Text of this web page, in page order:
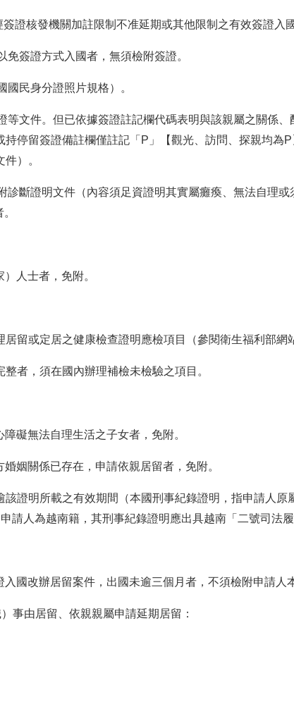
證核發機關加註限制不准延期或其他限制之有效簽證入
免簽證方式入國者，無須檢附簽證。
民身分證照片規格）。
等文件。但已依據簽證註記欄代碼表明與該親屬之關係
停留簽證備註欄僅註記「 P 」【觀光、訪問、探親均為P
）。
診斷證明文件（內容須足資證明其實屬癱瘓、無法自理
人士者，免附。
留或定居之健康檢查證明應檢項目（參閱衛生福利部網
者，須在國內辦理補檢未檢驗之項目。
礙無法自理生活之子女者，免附。
姻關係已存在，申請依親居留者，免附。
該證明所載之有效期間（本國刑事紀錄證明，指申請人原
請人為越南籍，其刑事紀錄證明應出具越南「二號司法履
國改辦居留案件，出國未逾三個月者，不須檢附申請人
事由居留、依親親屬申請延期居留：